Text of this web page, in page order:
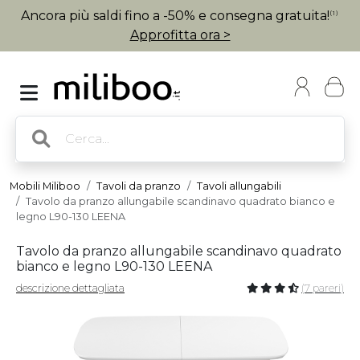
Ancora più saldi fino a -50% e consegna gratuita! (1)
Approfitta ora >
Mobili Miliboo Tavoli da pranzo
Tavoli allungabili
Tavolo da pranzo allungabile scandinavo quadrato bianco e
legno L90-130 LEENA
Tavolo da pranzo allungabile scandinavo quadrato
bianco e legno L90-130 LEENA
descrizione dettagliata (7 pareri)